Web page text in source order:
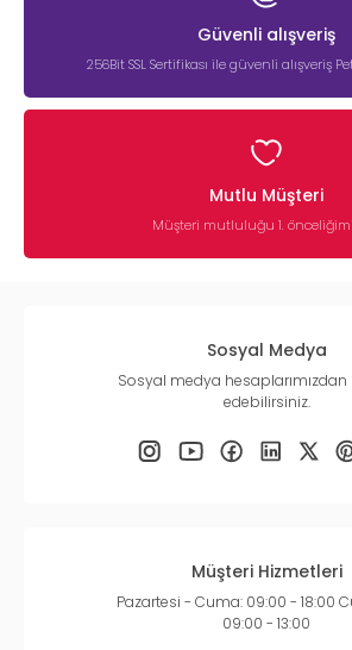
Güvenli alışveriş
256Bit SSL Sertifikası ile güvenli alışveriş
Mutlu Müşteri
Müşteri mutluluğu 1.
Sosyal Medya
Sosyal medya
edebilirsiniz.
Müşteri Hizmetleri
Pazartesi - Cuma: 09:00 - 18:00
09:00 - 13:00